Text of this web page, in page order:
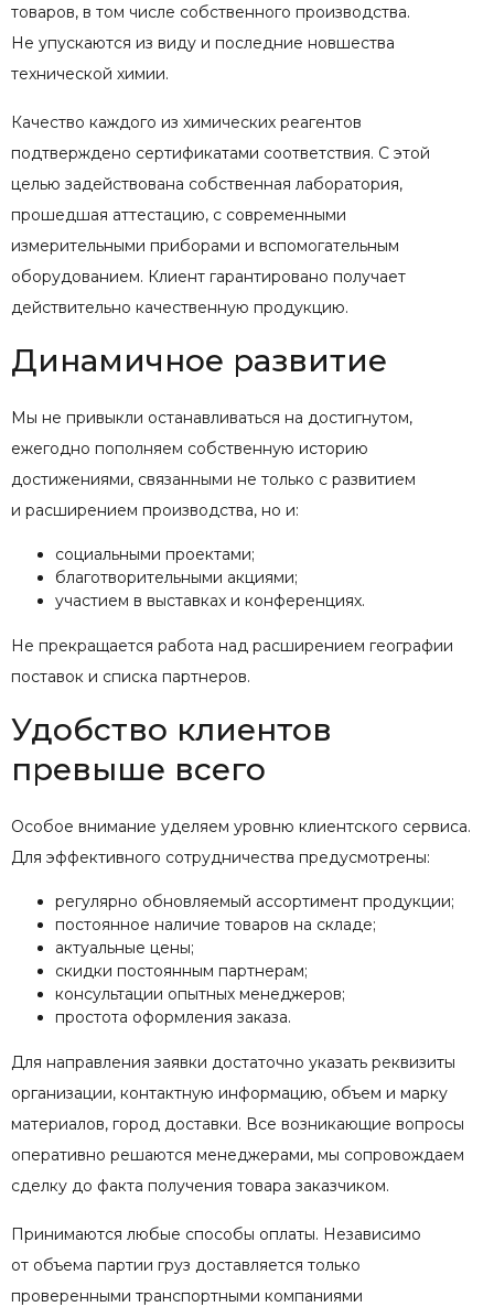
товаров, в том числе собственного производства.
Не упускаются из виду и последние новшества
технической химии.
Качество каждого из химических реагентов
подтверждено сертификатами соответствия. С этой
целью задействована собственная лаборатория,
прошедшая аттестацию, с современными
измерительными приборами и вспомогательным
оборудованием. Клиент гарантировано получает
действительно качественную продукцию.
Динамичное развитие
Мы не привыкли останавливаться на достигнутом,
ежегодно пополняем собственную историю
достижениями, связанными не только с развитием
и расширением производства, но и:
социальными проектами;
благотворительными акциями;
участием в выставках и конференциях.
Не прекращается работа над расширением географии
поставок и списка партнеров.
Удобство клиентов
превыше всего
Особое внимание уделяем уровню клиентского сервиса.
Для эффективного сотрудничества предусмотрены:
регулярно обновляемый ассортимент продукции;
постоянное наличие товаров на складе;
актуальные цены;
скидки постоянным партнерам;
консультации опытных менеджеров;
простота оформления заказа.
Для направления заявки достаточно указать реквизиты
организации, контактную информацию, объем и марку
материалов, город доставки. Все возникающие вопросы
оперативно решаются менеджерами, мы сопровождаем
сделку до факта получения товара заказчиком.
Принимаются любые способы оплаты. Независимо
от объема партии груз доставляется только
проверенными транспортными компаниями